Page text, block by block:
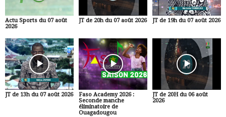
Actu Sports du 07 août
2026
JT de 20h du 07 août 2026 JT de 19h du 07 août 2026
JT de 13h du 07 août 2026
Faso Academy 2026 :
Seconde manche
éliminatoire de
Ouagadougou
JT de 20H du 06 août
2026